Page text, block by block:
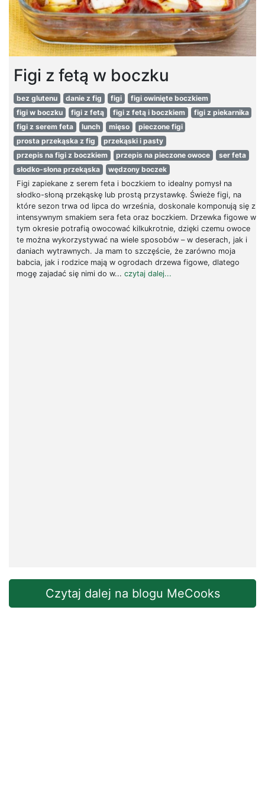
Figi z fetą w boczku
bez glutenu danie z fig figi
figi owinięte boczkiem
figi w boczku
figi z fetą figi z fetą i boczkiem
figi z piekarnika
figi z serem feta
lunch mięso
pieczone figi
prosta przekąska z fig
przekąski i pasty
przepis na figi z boczkiem
przepis na pieczone owoce
ser feta
słodko-słona przekąska
wędzony boczek
Figi zapiekane z serem feta i boczkiem to idealny pomysł na
słodko-słoną przekąskę lub prostą przystawkę. Świeże figi, na
które sezon trwa od lipca do września, doskonale komponują się z
intensywnym smakiem sera feta oraz boczkiem. Drzewka figowe w
tym okresie potrafią owocować kilkukrotnie, dzięki czemu owoce
te można wykorzystywać na wiele sposobów – w deserach, jak i
daniach wytrawnych. Ja mam to szczęście, że zarówno moja
babcia, jak i rodzice mają w ogrodach drzewa figowe, dlatego
mogę zajadać się nimi do w... czytaj dalej...
Czytaj dalej na blogu MeCooks